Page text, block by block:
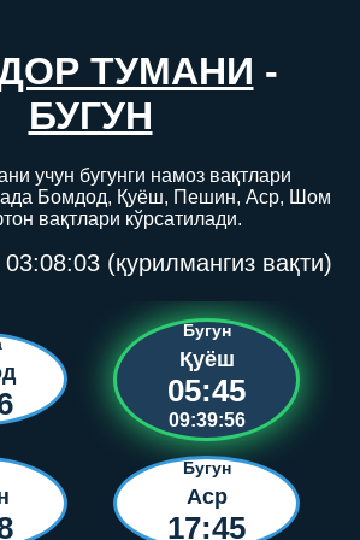
ТУМАНИ -
БУГУН
учун бугунги намоз вақтлари
Бомдод, Қуёш, Пешин, Аср, Шом
вақтлари кўрсатилади.
03:08:03 (қурилмангиз вақти)
Бугун
Қуёш
05:45
09:39:56
Бугун
Аср
17:45